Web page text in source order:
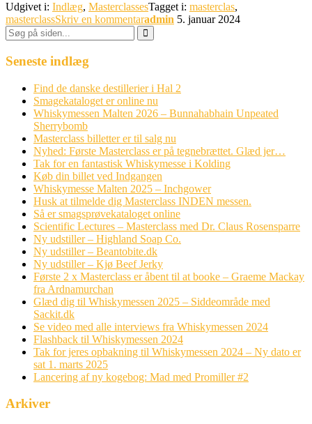
Udgivet i: Indlæg, MasterclassesTagget i: masterclas,
masterclassSkriv en kommentaradmin 5. januar 2024
Søg
efter:
Seneste indlæg
Find de danske destillerier i Hal 2
Smagekataloget er online nu
Whiskymessen Malten 2026 – Bunnahabhain Unpeated
Sherrybomb
Masterclass billetter er til salg nu
Nyhed: Første Masterclass er på tegnebrættet. Glæd jer…
Tak for en fantastisk Whiskymesse i Kolding
Køb din billet ved Indgangen
Whiskymesse Malten 2025 – Inchgower
Husk at tilmelde dig Masterclass INDEN messen.
Så er smagsprøvekataloget online
Scientific Lectures – Masterclass med Dr. Claus Rosensparre
Ny udstiller – Highland Soap Co.
Ny udstiller – Beantobite.dk
Ny udstiller – Kjø Beef Jerky
Første 2 x Masterclass er åbent til at booke – Graeme Mackay
fra Ardnamurchan
Glæd dig til Whiskymessen 2025 – Siddeområde med
Sackit.dk
Se video med alle interviews fra Whiskymessen 2024
Flashback til Whiskymessen 2024
Tak for jeres opbakning til Whiskymessen 2024 – Ny dato er
sat 1. marts 2025
Lancering af ny kogebog: Mad med Promiller #2
Arkiver